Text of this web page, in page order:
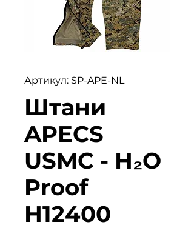
Артикул: SP-APE-NL
Штани
APECS
USMC - H₂O
Proof
H12400